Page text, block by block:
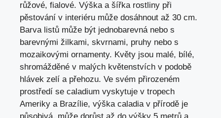
růžové, fialové. Výška a šířka rostliny při
pěstování v interiéru může dosáhnout až 30 cm.
Barva listů může být jednobarevná nebo s
barevnými žilkami, skvrnami, pruhy nebo s
mozaikovými ornamenty. Květy jsou malé, bílé,
shromážděné v malých květenstvích v podobě
hlávek zelí a přehozu. Ve svém přirozeném
prostředí se caladium vyskytuje v tropech
Ameriky a Brazílie, výška caladia v přírodě je